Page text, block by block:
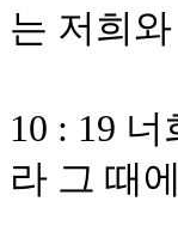
는 저희
10 : 19
라 그 때